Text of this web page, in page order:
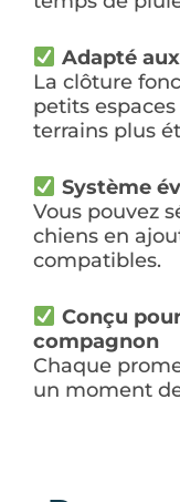
Adapté
La clôture
petits
terrains plus
Système
Vous pouvez
chiens en
compatibles.
Conçu
compagnon
Chaque
un moment